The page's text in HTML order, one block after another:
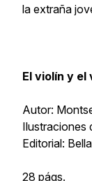
la extraña
El violín y el
Autor:
Ilustraciones
Editorial:
28 págs.